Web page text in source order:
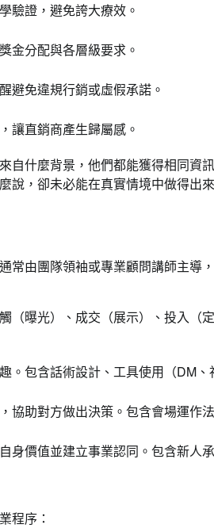
驗證，避免誇大療效。
金分配與各層級要求。
避免違規行銷或虛假承諾。
讓直銷商產生歸屬感。
自什麼背景，他們都能獲得相同資
說，卻未必能在真實情境中做得出
常由團隊領袖或專業顧問講師主導
（曝光）、成交（展示）、投入（
。包含話術設計、工具使用（DM
協助對方做出決策。包含會場運作
身價值並建立事業認同。包含新人
程序：